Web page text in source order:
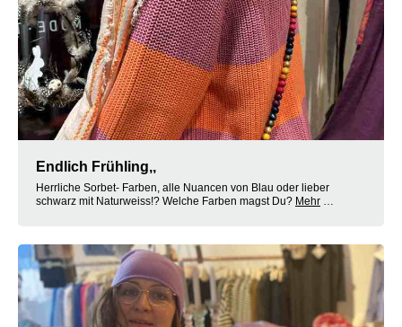
Endlich Frühling,,
Herrliche Sorbet- Farben, alle Nuancen von Blau oder lieber
schwarz mit Naturweiss!? Welche Farben magst Du? Mehr …